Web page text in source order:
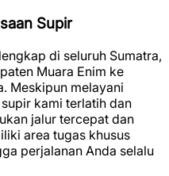
Supir
di seluruh Sumatra,
Muara Enim ke
Meskipun melayani
kami terlatih dan
jalur tercepat dan
area tugas khusus
perjalanan Anda selalu